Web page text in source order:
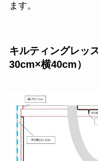
ます。
キルティングレッ
30cm×横40cm）